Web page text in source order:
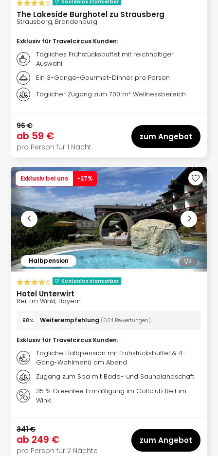
s Kostenlos stornierbar
The Lakeside Burghotel zu Strausberg
Strausberg, Brandenburg
Exklusiv für Travelcircus Kunden:
Tägliches Frühstücksbuffet mit reichhaltiger
Auswahl
Ein 3-Gänge-Gourmet-Dinner pro Person
Täglicher Zugang zum 700 m² Wellnessbereich
96 €
ab 59 €
pro Person für 1 Nacht
zum Angebot
Halbpension
Exklusiv bei uns -27%
1/4
s Kostenlos stornierbar
Hotel Unterwirt
Reit im Winkl, Bayern
98% Weiterempfehlung (624 Bewertungen)
Exklusiv für Travelcircus Kunden:
Tägliche Halbpension mit Frühstücksbuffet & 4-
Gang-Wahlmenü am Abend
Zugang zum Spa mit Bade- und Saunalandschaft
35 % Greenfee Ermäßigung im Golfclub Reit im
Winkl
341 €
ab 249 €
pro Person für 2 Nächte
zum Angebot